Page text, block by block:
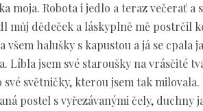
moja. Robota i jedlo a teraz večerať
můj dědeček a láskyplně mě postrčil
všem halušky s kapustou a já se cpala
Líbla jsem své staroušky na vrásčité
světničky, kterou jsem tak
postel s vyřezávanými čely,